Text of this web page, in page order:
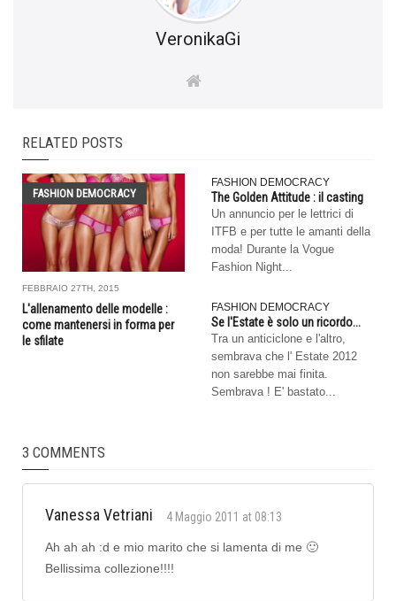
VeronikaGi
RELATED POSTS
FASHION DEMOCRACY
FEBBRAIO 27TH, 2015
L'allenamento delle modelle :
come mantenersi in forma per
le sfilate
FASHION DEMOCRACY
The Golden Attitude : il casting
Un annuncio per le lettrici di
ITFB e per tutte le amanti della
moda! Durante la Vogue
Fashion Night...
FASHION DEMOCRACY
Se l'Estate è solo un ricordo...
Tra un anticiclone e l'altro,
sembrava che l' Estate 2012
non sarebbe mai finita.
Sembrava ! E' bastato...
3 COMMENTS
Vanessa Vetriani 4 Maggio 2011 at 08:13
Ah ah ah :d e mio marito che si lamenta di me 🙂
Bellissima collezione!!!!